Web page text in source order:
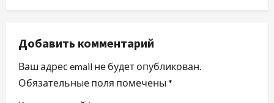
а
ц
и
я
Добавить комментарий
Ваш адрес email не будет опубликован.
Обязательные поля помечены *